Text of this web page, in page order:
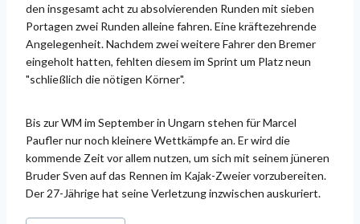
den insgesamt acht zu absolvierenden Runden mit sieben
Portagen zwei Runden alleine fahren. Eine kräftezehrende
Angelegenheit. Nachdem zwei weitere Fahrer den Bremer
eingeholt hatten, fehlten diesem im Sprint um Platz neun
"schließlich die nötigen Körner".
Bis zur WM im September in Ungarn stehen für Marcel
Paufler nur noch kleinere Wettkämpfe an. Er wird die
kommende Zeit vor allem nutzen, um sich mit seinem jüneren
Bruder Sven auf das Rennen im Kajak-Zweier vorzubereiten.
Der 27-Jährige hat seine Verletzung inzwischen auskuriert.
Schlagworte: